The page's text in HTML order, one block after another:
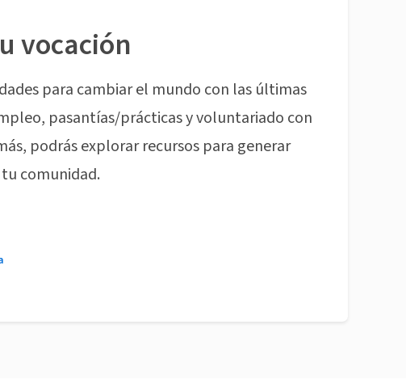
vocación
para cambiar el mundo con las últimas
pasantías/prácticas y voluntariado con
podrás explorar recursos para generar
comunidad.